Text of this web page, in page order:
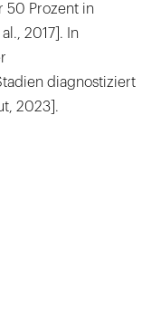
50 Prozent in
2017]. In
diagnostiziert
2023].